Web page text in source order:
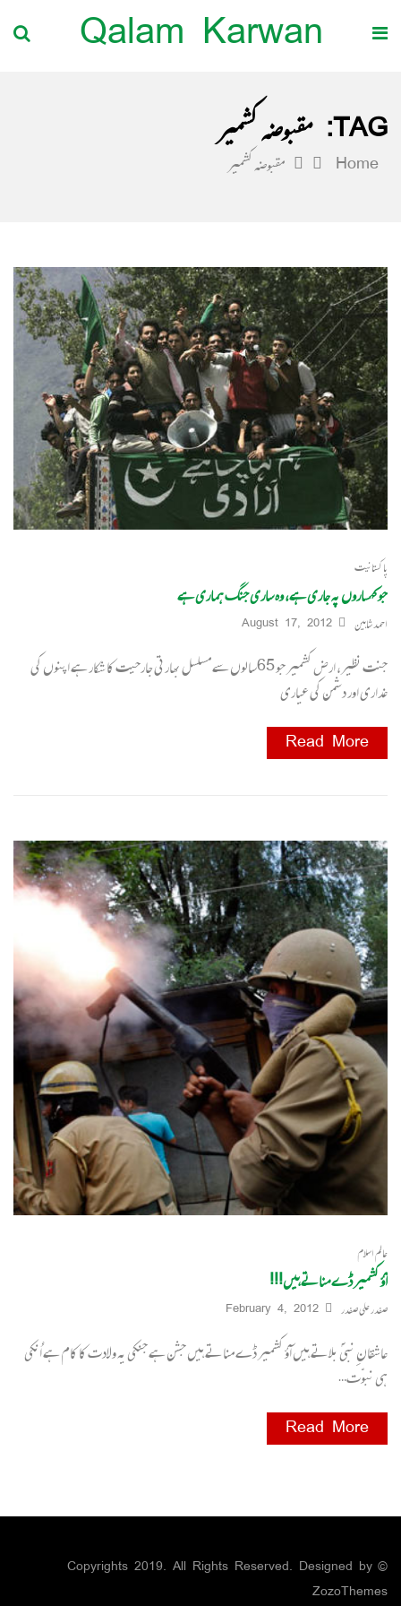
Qalam Karwan
TAG: مقبوضہ کشمیر
Home مقبوضہ کشمیر
پاکستانیت
جو کہساروں پہ جاری ہے، وہ ساری جنگ ہماری ہے
احمد شاہین August 17, 2012
جنت نظیر، ارض کشمیر جو 65سالوں سے مسلسل بھارتی جارحیت کا شکار ہے اپنوں کی
غداری اور دشمن کی عیاری
Read More
عالم اسلام
آؤ کشمیر ڈے مناتے ہیں!!!
صفدر علی صفدر February 4, 2012
عاشقانِ نبیؐ بلاتے ہیں آؤ کشمیر ڈے مناتے ہیں جشن ہے جنکی یہ ولادت کا کام ہے اُنکی
ہی نبوّت…
Read More
© Copyrights 2019. All Rights Reserved. Designed by
ZozoThemes